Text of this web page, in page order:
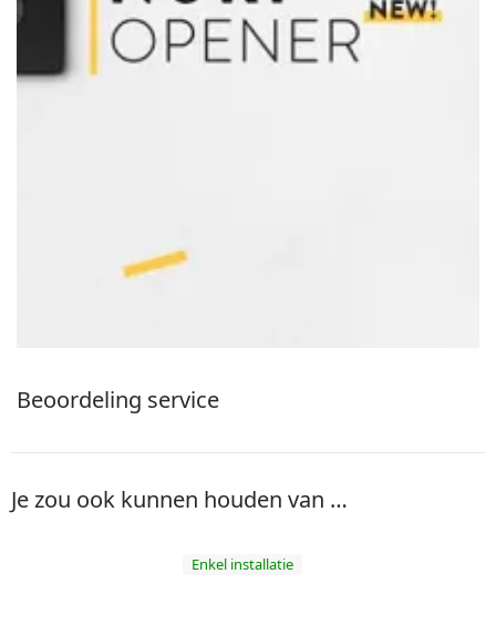
Beoordeling service
Je zou ook kunnen houden van …
Enkel installatie